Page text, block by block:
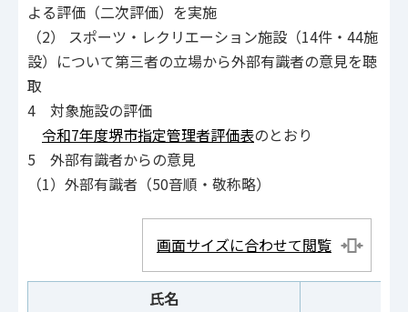
よる評価（二次評価）を実施
（2） スポーツ・レクリエーション施設（14件・44施
設）について第三者の立場から外部有識者の意見を聴
取
4 対象施設の評価
令和7年度堺市指定管理者評価表のとおり
5 外部有識者からの意見
（1）外部有識者（50音順・敬称略）
画面サイズに合わせて閲覧
氏名